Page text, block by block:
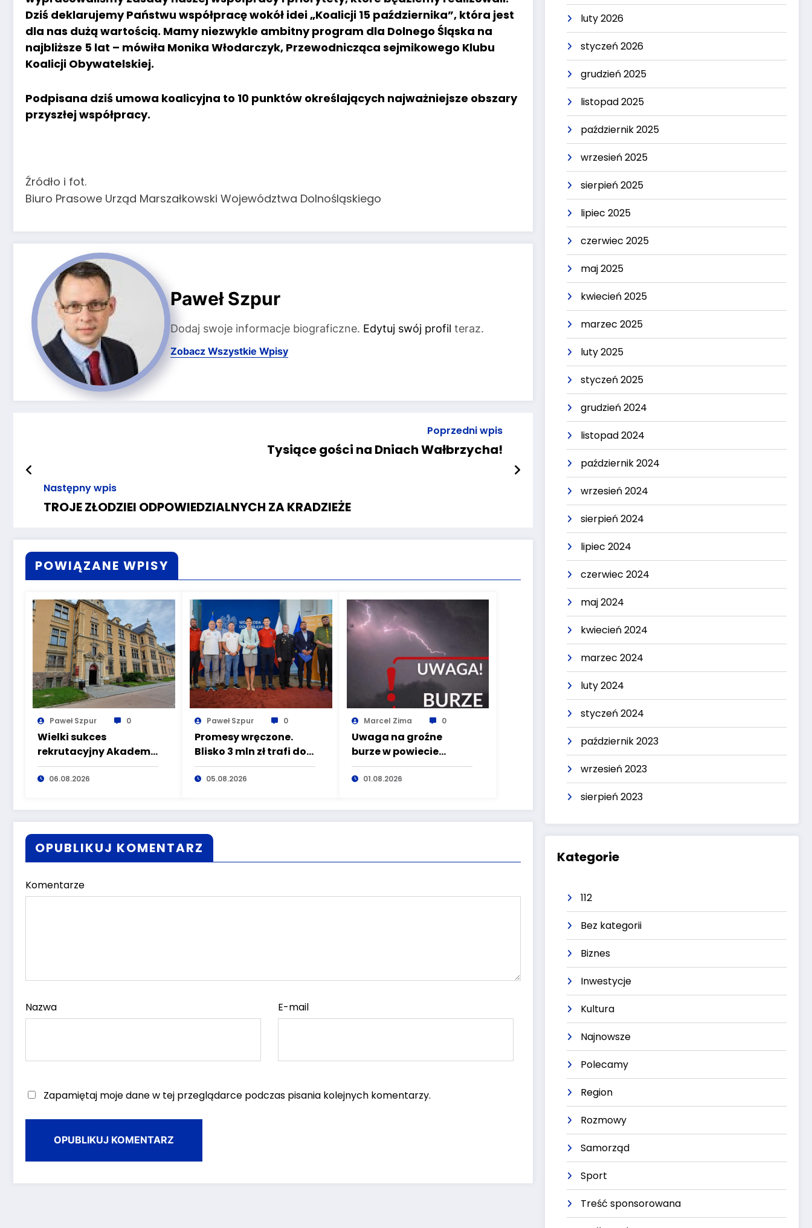
Dziś deklarujemy Państwu współpracę wokół idei „Koalicji 15 października”, która jest
dla nas dużą wartością. Mamy niezwykle ambitny program dla Dolnego Śląska na
najbliższe 5 lat – mówiła Monika Włodarczyk, Przewodnicząca sejmikowego Klubu
Koalicji Obywatelskiej.
Podpisana dziś umowa koalicyjna to 10 punktów określających najważniejsze obszary
przyszłej współpracy.
Źródło i fot.
Biuro Prasowe Urząd Marszałkowski Województwa Dolnośląskiego
Paweł Szpur
Dodaj swoje informacje biograficzne. Edytuj swój profil teraz.
Zobacz Wszystkie Wpisy
Poprzedni wpis
Tysiące gości na Dniach Wałbrzycha!
Następny wpis
TROJE ZŁODZIEI ODPOWIEDZIALNYCH ZA KRADZIEŻE
POWIĄZANE WPISY
Paweł Szpur 0
Wielki sukces
rekrutacyjny Akademii
Nauk Stosowanych
Angelusa Silesiusa!
ale Ty wciąż masz
szansę – weź udział w II
turze naboru!
06.08.2026
Paweł Szpur 0
Promesy wręczone.
Blisko 3 mln zł trafi do
organizacji, które
dbają o
mieszkańców Dolnego
Śląska
05.08.2026
Marcel Zima 0
Uwaga na groźne
burze w powiecie
wałbrzyskim
01.08.2026
OPUBLIKUJ KOMENTARZ
Komentarze
Nazwa E-mail
Zapamiętaj moje dane w tej przeglądarce podczas pisania kolejnych komentarzy.
luty 2026
styczeń 2026
grudzień 2025
listopad 2025
październik 2025
wrzesień 2025
sierpień 2025
lipiec 2025
czerwiec 2025
maj 2025
kwiecień 2025
marzec 2025
luty 2025
styczeń 2025
grudzień 2024
listopad 2024
październik 2024
wrzesień 2024
sierpień 2024
lipiec 2024
czerwiec 2024
maj 2024
kwiecień 2024
marzec 2024
luty 2024
styczeń 2024
październik 2023
wrzesień 2023
sierpień 2023
Kategorie
112
Bez kategorii
Biznes
Inwestycje
Kultura
Najnowsze
Polecamy
Region
Rozmowy
Samorząd
Sport
Treść sponsorowana